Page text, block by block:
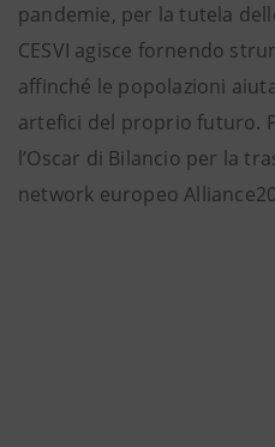
pandemie, per la tutela
CESVI agisce fornendo
affinché le popolazioni
artefici del proprio futuro.
l’Oscar di Bilancio per la
network europeo